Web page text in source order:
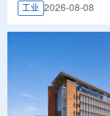
工业 2026-08-08